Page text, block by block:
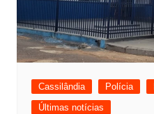
Cassilândia Polícia
Últimas notícias